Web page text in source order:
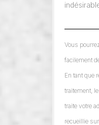
Vous
facilement
En tant que
traitement,
traite votre
recueillie